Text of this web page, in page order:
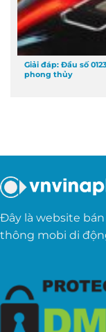
Giải đáp: Đầu số
phong thủy
Đây là website
thông mobi di